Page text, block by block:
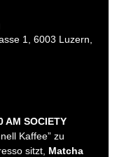
1, 6003 Luzern,
AM SOCIETY
Kaffee” zu
sitzt, Matcha